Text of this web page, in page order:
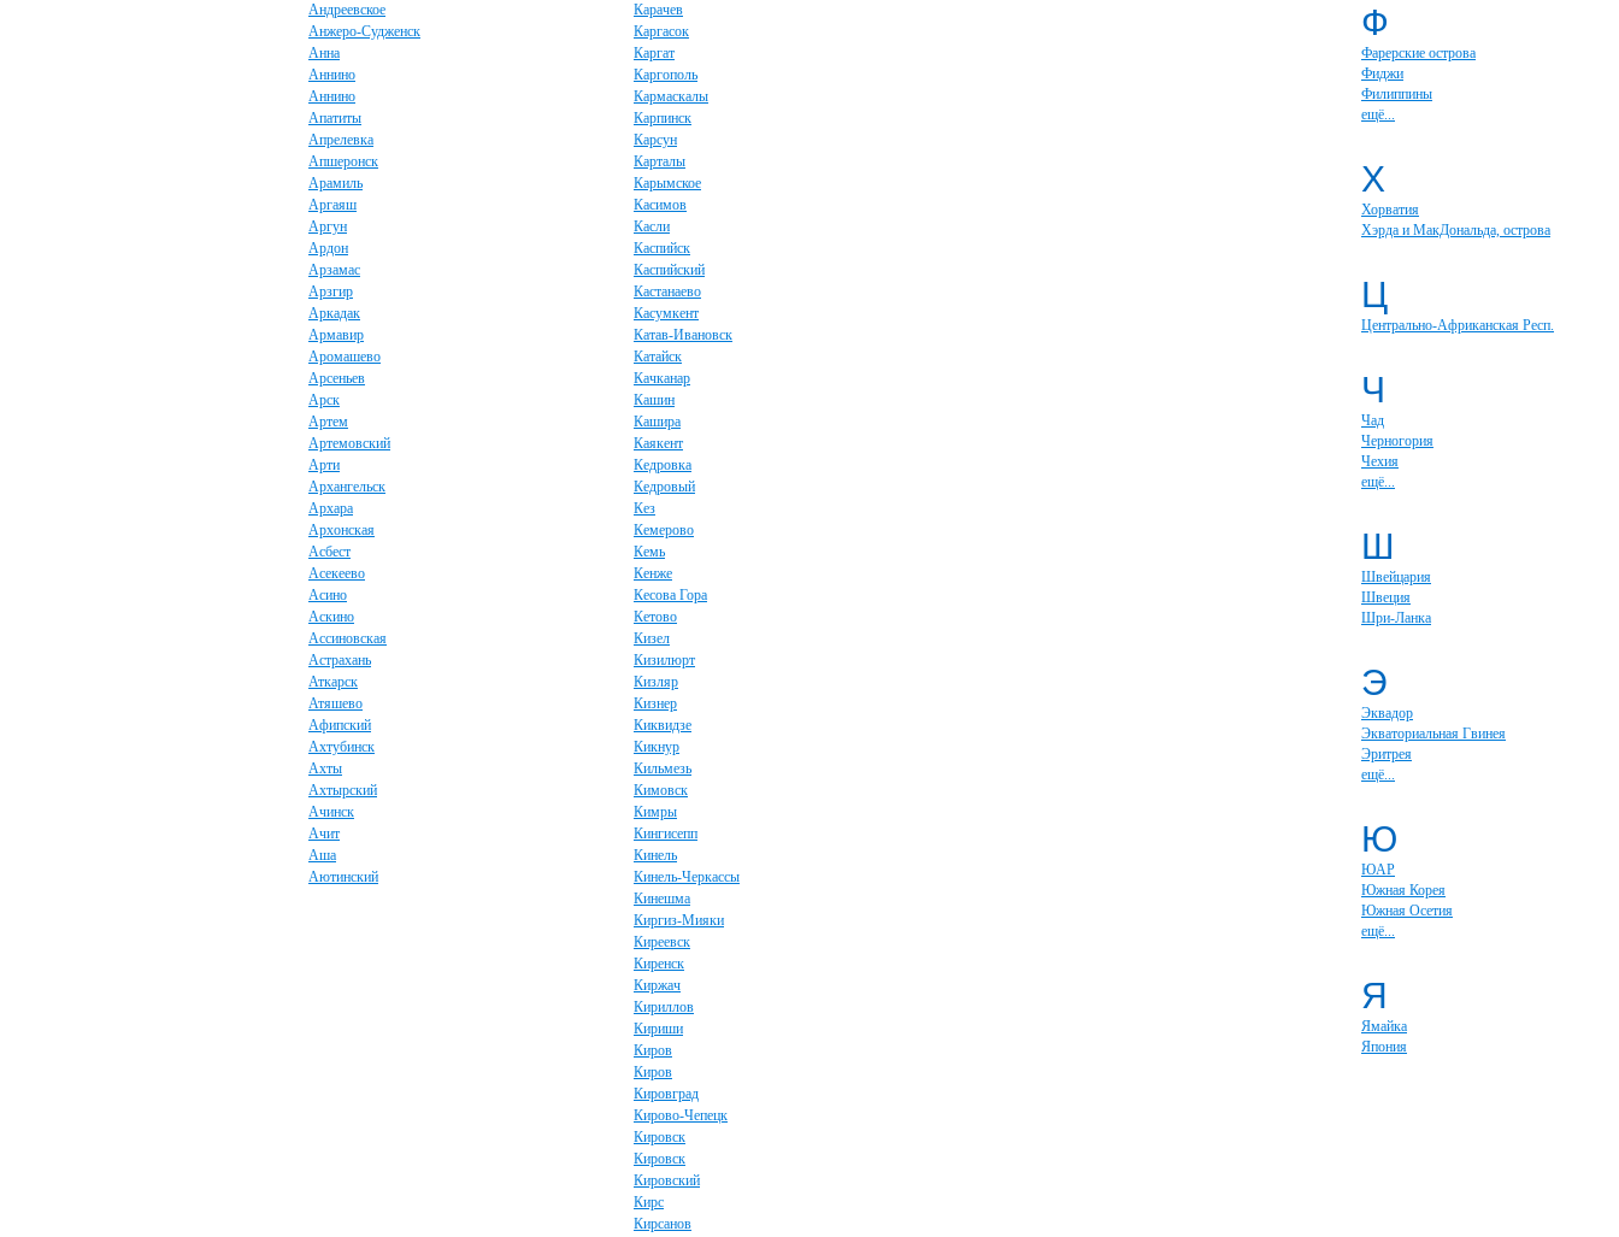
Андреевское
Анжеро-Судженск
Анна
Аннино
Аннино
Апатиты
Апрелевка
Апшеронск
Арамиль
Аргаяш
Аргун
Ардон
Арзамас
Арзгир
Аркадак
Армавир
Аромашево
Арсеньев
Арск
Артем
Артемовский
Арти
Архангельск
Архара
Архонская
Асбест
Асекеево
Асино
Аскино
Ассиновская
Астрахань
Аткарск
Атяшево
Афипский
Ахтубинск
Ахты
Ахтырский
Ачинск
Ачит
Аша
Аютинский
Карачев
Каргасок
Каргат
Каргополь
Кармаскалы
Карпинск
Карсун
Карталы
Карымское
Касимов
Касли
Каспийск
Каспийский
Кастанаево
Касумкент
Катав-Ивановск
Катайск
Качканар
Кашин
Кашира
Каякент
Кедровка
Кедровый
Кез
Кемерово
Кемь
Кенже
Кесова Гора
Кетово
Кизел
Кизилюрт
Кизляр
Кизнер
Киквидзе
Кикнур
Кильмезь
Кимовск
Кимры
Кингисепп
Кинель
Кинель-Черкассы
Кинешма
Киргиз-Мияки
Киреевск
Киренск
Киржач
Кириллов
Кириши
Киров
Киров
Кировград
Кирово-Чепецк
Кировск
Кировск
Кировский
Кирс
Кирсанов
Ф
Фарерские острова
Фиджи
Филиппины
ещё...
Х
Хорватия
Хэрда и МакДональда, острова
Ц
Центрально-Африканская Респ.
Ч
Чад
Черногория
Чехия
ещё...
Ш
Швейцария
Швеция
Шри-Ланка
Э
Эквадор
Экваториальная Гвинея
Эритрея
ещё...
Ю
ЮАР
Южная Корея
Южная Осетия
ещё...
Я
Ямайка
Япония